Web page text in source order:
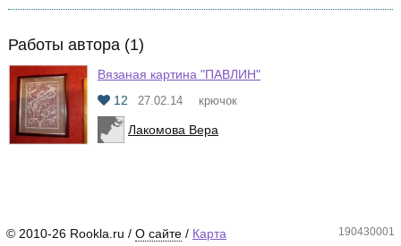
Работы автора (1)
Вязаная картина "ПАВЛИН"
12
27.02.14 крючок
Лакомова Вера
© 2010-26 Rookla.ru / О сайте / Карта 190430001